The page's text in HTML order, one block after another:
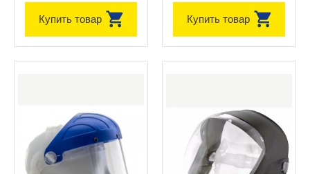
Купить товар Купить товар